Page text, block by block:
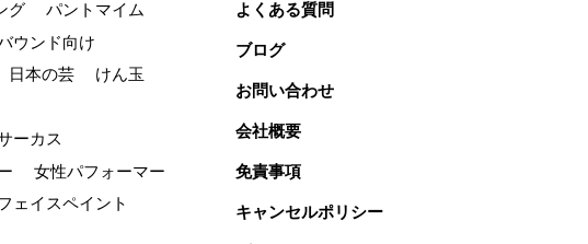
グ
パントマイム
ウンド向け
日本の芸
けん玉
ーカス
女性パフォーマー
ェイスペイント
よくある質問
ブログ
お問い合わせ
会社概要
免責事項
キャンセルポリシー